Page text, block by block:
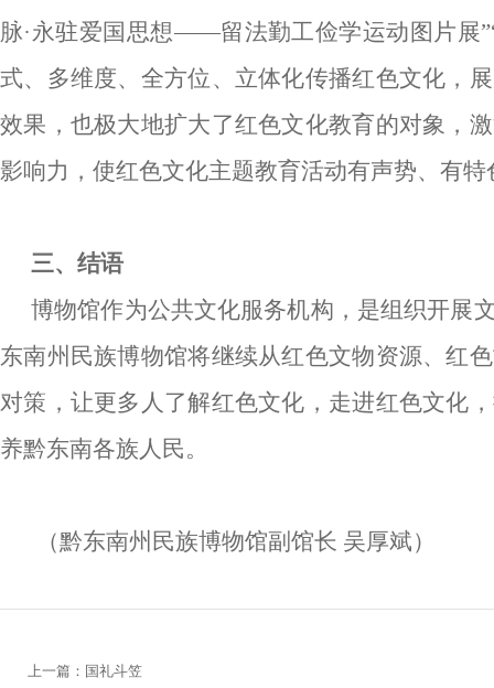
脉·永驻爱国思想——留法勤工俭学运动图片展
式、多维度、全方位、立体化传播红色文化，
效果，也极大地扩大了红色文化教育的对象，
影响力，使红色文化主题教育活动有声势、有特
三、结语
博物馆作为公共文化服务机构，是组织开展
东南州民族博物馆将继续从红色文物资源、红
对策，让更多人了解红色文化，走进红色文化
养黔东南各族人民。
（黔东南州民族博物馆副馆长 吴厚斌）
上一篇：国礼斗笠